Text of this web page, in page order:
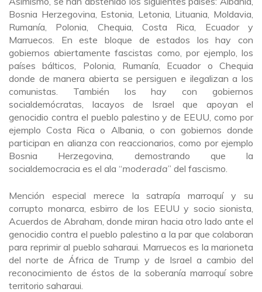
Bosnia Herzegovina, Estonia, Letonia, Lituania, Moldavia,
Rumanía, Polonia, Chequia, Costa Rica, Ecuador y
Marruecos. En este bloque de estados los hay con
gobiernos abiertamente fascistas como, por ejemplo, los
países bálticos, Polonia, Rumanía, Ecuador o Chequia
donde de manera abierta se persiguen e ilegalizan a los
comunistas. También los hay con gobiernos
socialdemócratas, lacayos de Israel que apoyan el
genocidio contra el pueblo palestino y de EEUU, como por
ejemplo Costa Rica o Albania, o con gobiernos donde
participan en alianza con reaccionarios, como por ejemplo
Bosnia Herzegovina, demostrando que la
socialdemocracia es el ala “moderada” del fascismo.
Mención especial merece la satrapía marroquí y su
corrupto monarca, esbirro de los EEUU y socio sionista,
Acuerdos de Abraham, donde miran hacia otro lado ante el
genocidio contra el pueblo palestino a la par que colaboran
para reprimir al pueblo saharaui. Marruecos es la marioneta
del norte de África de Trump y de Israel a cambio del
reconocimiento de éstos de la soberanía marroquí sobre
territorio saharaui.